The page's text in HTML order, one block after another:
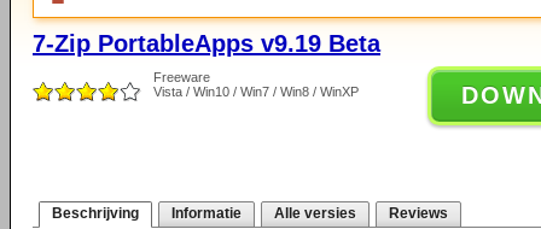
7-Zip PortableApps v9.19 Beta
Freeware
Vista / Win10 / Win7 / Win8 / WinXP
Beschrijving Informatie Alle versies Reviews